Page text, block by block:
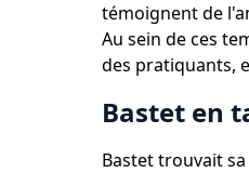
témoignent de
Au sein de ces
des pratiquants,
Bastet en
Bastet trouvait